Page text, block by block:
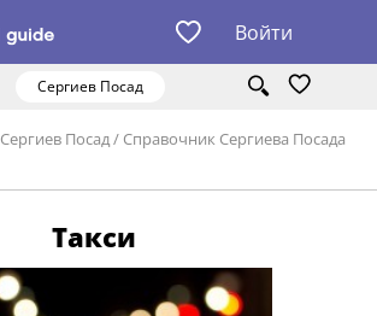
Войти
Сергиев Посад
Сергиев Посад/ Справочник Сергиева Посада
Такси